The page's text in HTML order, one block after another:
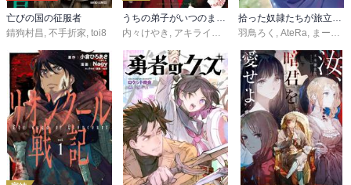
亡びの国の征服者
錆狗村昌, 不手折家, toi8
うちの弟子がいつのまにか人類最強になっていて、なんの才能もない師匠の俺が、それを超える宇宙最強に誤認定されている件について
内々けやき , アキライズン toi8
拾った奴隷たちが旅立って早十年、なぜか俺が伝説になっていた@COMIC
羽鳥ろく , AteRa, まーがるった